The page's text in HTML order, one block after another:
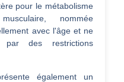
pour le métabolisme
nommée
avec l'âge et ne
des restrictions
également un